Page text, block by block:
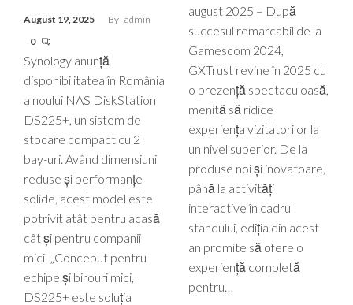
August 19, 2025 By admin
0
Synology anunță
disponibilitatea în România
a noului NAS DiskStation
DS225+, un sistem de
stocare compact cu 2
bay-uri. Având dimensiuni
reduse și performanțe
solide, acest model este
potrivit atât pentru acasă
cât și pentru companii
mici. „Conceput pentru
echipe și birouri mici,
DS225+ este soluția
august 2025 – După
succesul remarcabil de la
Gamescom 2024,
GXTrust revine în 2025 cu
o prezență spectaculoasă,
menită să ridice
experiența vizitatorilor la
un nivel superior. De la
produse noi și inovatoare,
până la activități
interactive în cadrul
standului, ediția din acest
an promite să ofere o
experiență completă
pentru…